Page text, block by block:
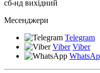
сб-нд вихідний
Месенджери
Telegram
Viber Viber